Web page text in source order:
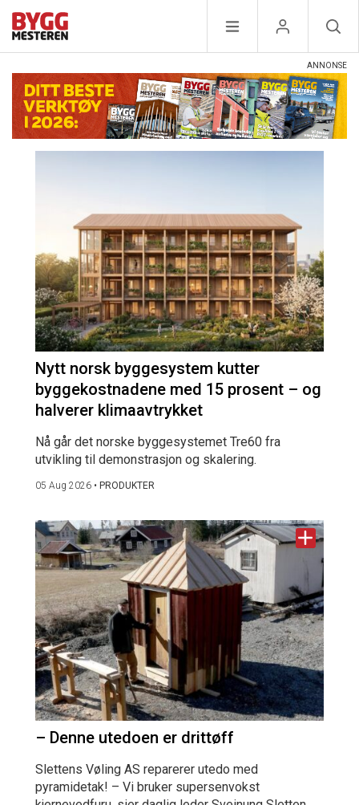
Nytt norsk byggesystem kutter
byggekostnadene med 15 prosent – og
halverer klimaavtrykket
Nå går det norske byggesystemet Tre60 fra
utvikling til demonstrasjon og skalering.
05 Aug 2026 • PRODUKTER
– Denne utedoen er drittøff
Slettens Vøling AS reparerer utedo med
pyramidetak! – Vi bruker supersenvokst